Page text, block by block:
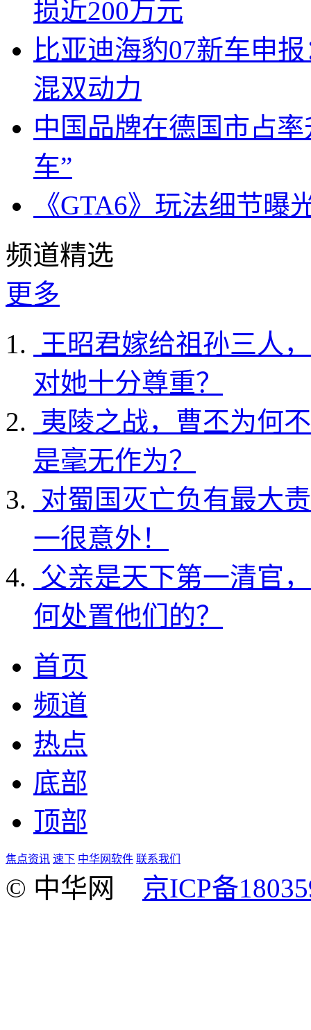
损近200万元
比亚迪海豹07新车申
混双动力
中国品牌在德国市占
车”
《GTA6》玩法细节
频道精选
更多
王昭君嫁给祖孙三人
对她十分尊重？
夷陵之战，曹丕为何
是毫无作为？
对蜀国灭亡负有最大
一很意外！
父亲是天下第一清官
何处置他们的？
首页
频道
热点
底部
顶部
焦点资讯 速下 中华网软件 联系我们
© 中华网 京ICP备